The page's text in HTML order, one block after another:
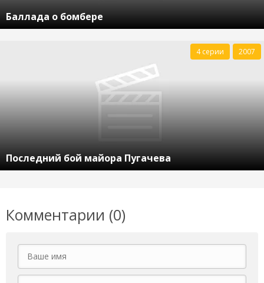
Баллада о бомбере
Последний бой майора Пугачева
4 серии 2007
Комментарии (0)